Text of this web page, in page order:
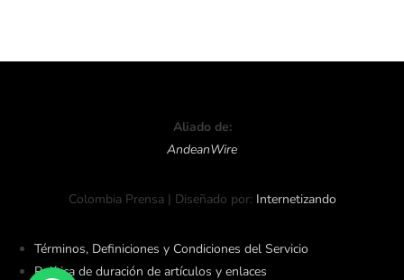
Aliado de:
AndeanWire
Colombia Prensa | Diseñado por: Internetizando
Términos, Definiciones y Condiciones del Servicio
Política de duración de artículos y enlaces